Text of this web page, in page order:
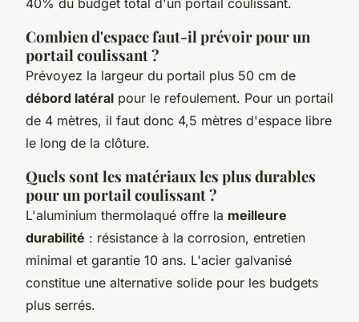
Combien d'espace faut-il prévoir pour un
portail coulissant ?
Prévoyez la largeur du portail plus 50 cm de
débord latéral pour le refoulement. Pour un portail
de 4 mètres, il faut donc 4,5 mètres d'espace libre
le long de la clôture.
Quels sont les matériaux les plus durables
pour un portail coulissant ?
L'aluminium thermolaqué offre la meilleure
durabilité : résistance à la corrosion, entretien
minimal et garantie 10 ans. L'acier galvanisé
constitue une alternative solide pour les budgets
plus serrés.